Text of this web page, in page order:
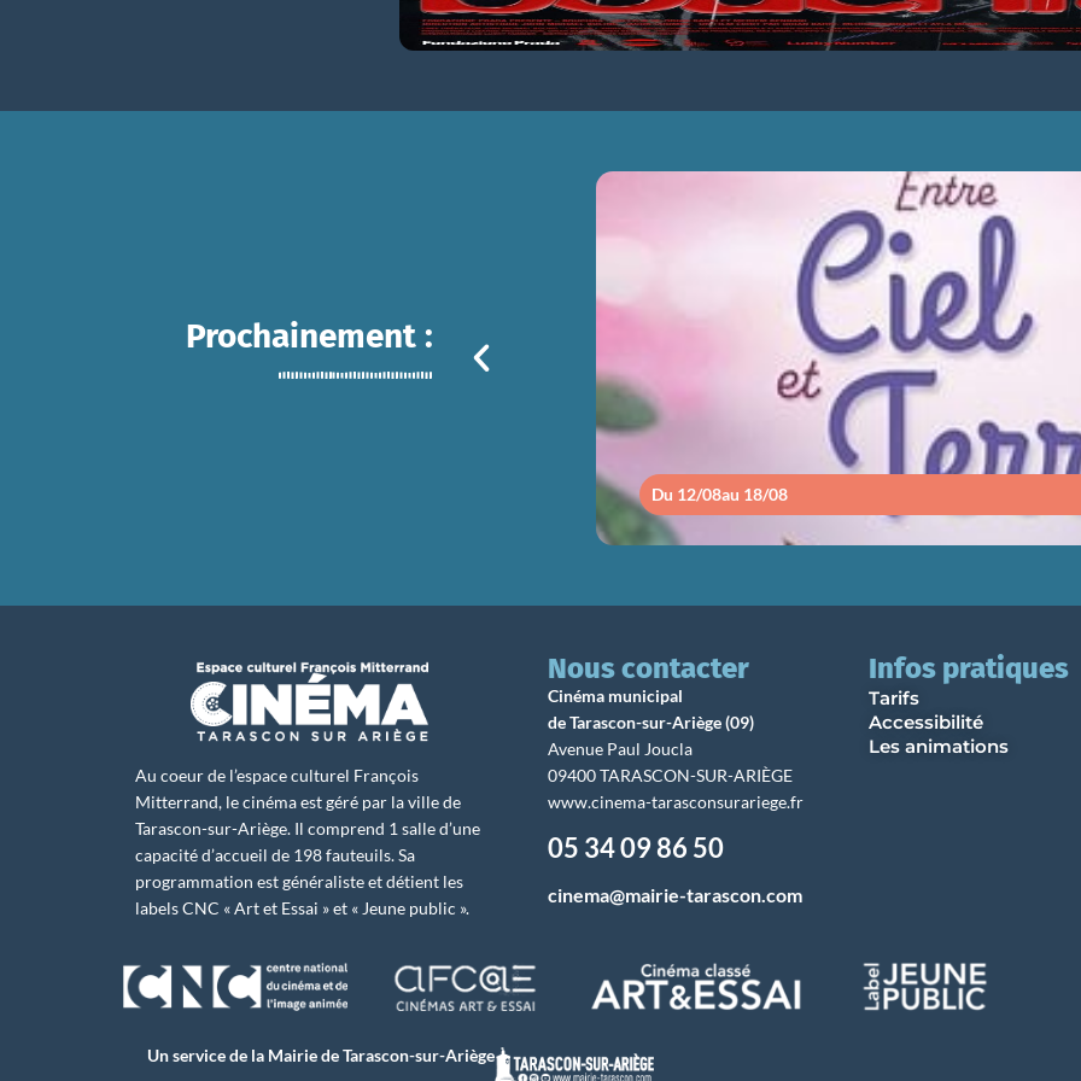
Prochainement :
Du 12/08au 18/08
ENTRE CIEL ET
Au coeur de l’espace culturel François
Mitterrand, le cinéma est géré par la ville de
Tarascon-sur-Ariège. Il comprend 1 salle d’une
capacité d’accueil de 198 fauteuils. Sa
programmation est généraliste et détient les
labels CNC « Art et Essai » et « Jeune public ».
Nous contacter
Cinéma municipal
de Tarascon-sur-Ariège (09)
Avenue Paul Joucla
09400 TARASCON-SUR-ARIÈGE
www.cinema-tarasconsurariege.fr
05 34 09 86 50
cinema@mairie-tarascon.com
Infos pratiques
Tarifs
Accessibilité
Les animations
Un service de la Mairie de Tarascon-sur-Ariège